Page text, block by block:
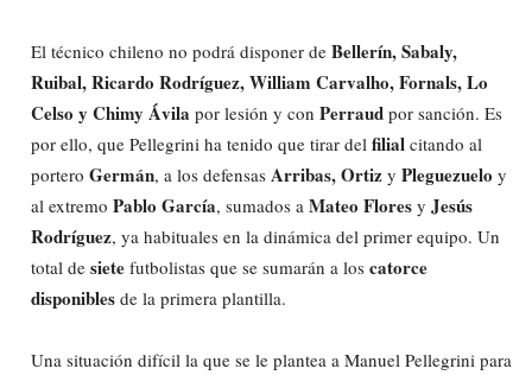
El técnico chileno no podrá disponer de Bellerín, Sabaly,
Ruibal, Ricardo Rodríguez, William Carvalho, Fornals, Lo
Celso y Chimy Ávila por lesión y con Perraud por sanción. Es
por ello, que Pellegrini ha tenido que tirar del filial citando al
portero Germán, a los defensas Arribas, Ortiz y Pleguezuelo y
al extremo Pablo García, sumados a Mateo Flores y Jesús
Rodríguez, ya habituales en la dinámica del primer equipo. Un
total de siete futbolistas que se sumarán a los catorce
disponibles de la primera plantilla.
Una situación difícil la que se le plantea a Manuel Pellegrini para